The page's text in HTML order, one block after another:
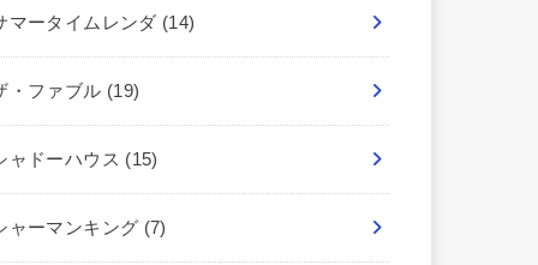
マータイムレンダ (14)
・ファブル (19)
ャドーハウス (15)
ャーマンキング (7)